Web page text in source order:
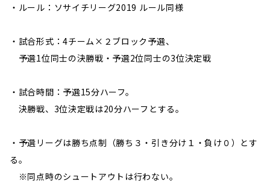
・ルール：ソサイチリーグ2019 ルール同様
・試合形式：4チーム×２ブロック予選、
予選1位同士の決勝戦・予選2位同士の3位決定戦
・試合時間：予選15分ハーフ。
決勝戦、3位決定戦は20分ハーフとする。
・予選リーグは勝ち点制（勝ち３・引き分け１・負け０）とす
る。
※同点時のシュートアウトは行わない。